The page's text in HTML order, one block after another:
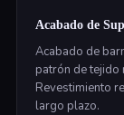
Acabado de
Acabado de
patrón de tejido
Revestimiento
largo plazo.